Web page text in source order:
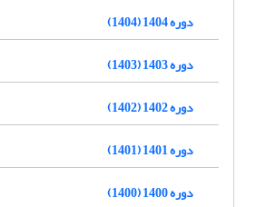
دوره 1404 (1404)
دوره 1403 (1403)
دوره 1402 (1402)
دوره 1401 (1401)
دوره 1400 (1400)